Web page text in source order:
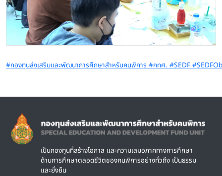
#กองทุนส่งเสริมเเละพัฒนาการศึกษาสำหรับคนพิการ #กทศ. #SEDF
Image
เป็นกองทุนที่สร้างโอกาส และความเสมอภาคทางการศึกษา
ด้านการศึกษาตลอดชีวิตของคนพิการอย่างทั่วถึง เป็นธรรม
และยั่งยืน